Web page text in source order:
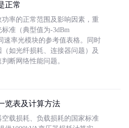
正常
率的正常范围及影响因素，重
准（典型值为-3dBm
速率光模块的参考值表格。同时
如光纤损耗、连接器问题）及
断网络性能问题。
览表及计算方法
载损耗、负载损耗的国家标准